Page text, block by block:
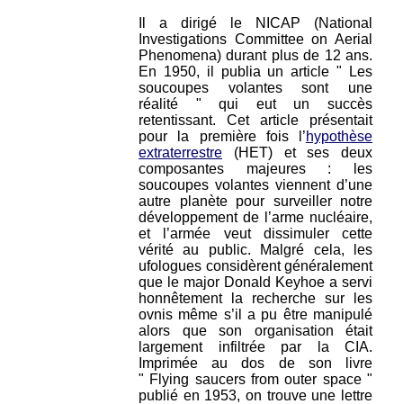
Il a dirigé le NICAP (National
Investigations Committee on Aerial
Phenomena) durant plus de 12 ans.
En 1950, il publia un article " Les
soucoupes volantes sont une
réalité " qui eut un succès
retentissant. Cet article présentait
pour la première fois l’hypothèse
extraterrestre (HET) et ses deux
composantes majeures : les
soucoupes volantes viennent d’une
autre planète pour surveiller notre
développement de l’arme nucléaire,
et l’armée veut dissimuler cette
vérité au public. Malgré cela, les
ufologues considèrent généralement
que le major Donald Keyhoe a servi
honnêtement la recherche sur les
ovnis même s’il a pu être manipulé
alors que son organisation était
largement infiltrée par la CIA.
Imprimée au dos de son livre
" Flying saucers from outer space "
publié en 1953, on trouve une lettre